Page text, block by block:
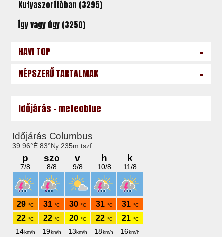
Kutyaszorítóban (3295)
Így vagy úgy (3250)
HAVI TOP -
NÉPSZERŰ TARTALMAK -
Időjárás - meteoblue